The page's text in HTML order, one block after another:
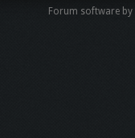
Forum software